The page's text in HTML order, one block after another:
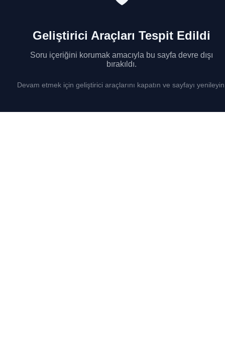
Geliştirici Araçları Tespit Edildi
Soru içeriğini korumak amacıyla bu sayfa devre dışı
bırakıldı.
Devam etmek için geliştirici araçlarını kapatın ve sayfayı